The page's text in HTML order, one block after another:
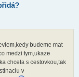
budeme mat
medzi tym,ukaze
chcela s cestovkou,tak
v